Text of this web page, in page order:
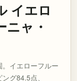
イエロ
ャ・
。イエローフルー
グ84.5点、